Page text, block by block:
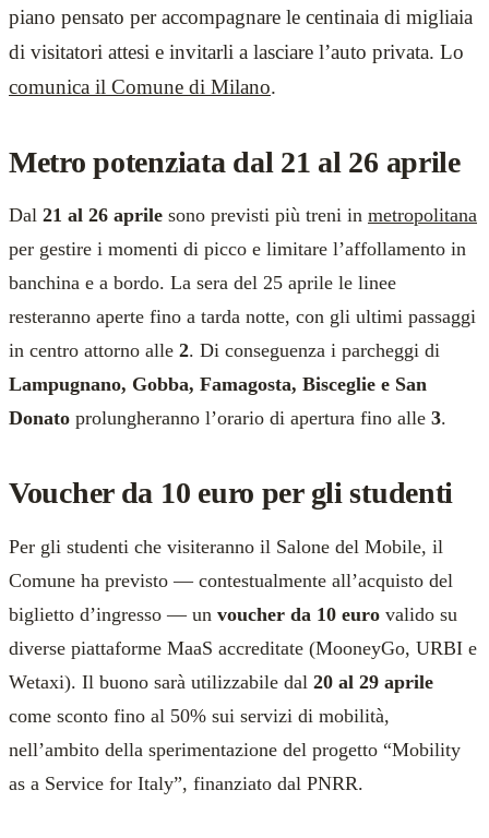
piano pensato per accompagnare le centinaia di migliaia
di visitatori attesi e invitarli a lasciare l’auto privata. Lo
comunica il Comune di Milano.
Metro potenziata dal 21 al 26 aprile
Dal 21 al 26 aprile sono previsti più treni in metropolitana
per gestire i momenti di picco e limitare l’affollamento in
banchina e a bordo. La sera del 25 aprile le linee
resteranno aperte fino a tarda notte, con gli ultimi passaggi
in centro attorno alle 2. Di conseguenza i parcheggi di
Lampugnano, Gobba, Famagosta, Bisceglie e San
Donato prolungheranno l’orario di apertura fino alle 3.
Voucher da 10 euro per gli studenti
Per gli studenti che visiteranno il Salone del Mobile, il
Comune ha previsto — contestualmente all’acquisto del
biglietto d’ingresso — un voucher da 10 euro valido su
diverse piattaforme MaaS accreditate (MooneyGo, URBI e
Wetaxi). Il buono sarà utilizzabile dal 20 al 29 aprile
come sconto fino al 50% sui servizi di mobilità,
nell’ambito della sperimentazione del progetto “Mobility
as a Service for Italy”, finanziato dal PNRR.